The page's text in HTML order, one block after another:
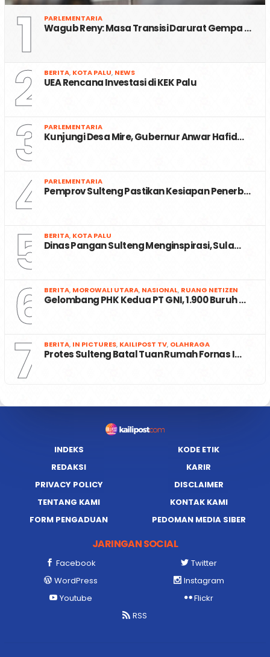
1 PARLEMENTARIA
Wagub Reny: Masa Transisi Darurat Gempa …
2 BERITA, KOTA PALU, NEWS
UEA Rencana Investasi di KEK Palu
3 PARLEMENTARIA
Kunjungi Desa Mire, Gubernur Anwar Hafid…
4 PARLEMENTARIA
Pemprov Sulteng Pastikan Kesiapan Penerb…
5 BERITA, KOTA PALU
Dinas Pangan Sulteng Menginspirasi, Sula…
6 BERITA, MOROWALI UTARA, NASIONAL, RUANG NETIZEN
Gelombang PHK Kedua PT GNI, 1.900 Buruh …
7 BERITA, IN PICTURES, KAILIPOST TV, OLAHRAGA
Protes Sulteng Batal Tuan Rumah Fornas I…
INDEKS
KODE ETIK
REDAKSI
KARIR
PRIVACY POLICY
DISCLAIMER
TENTANG KAMI
KONTAK KAMI
FORM PENGADUAN
PEDOMAN MEDIA SIBER
JARINGAN SOCIAL
Facebook
Twitter
WordPress
Instagram
Youtube
Flickr
RSS